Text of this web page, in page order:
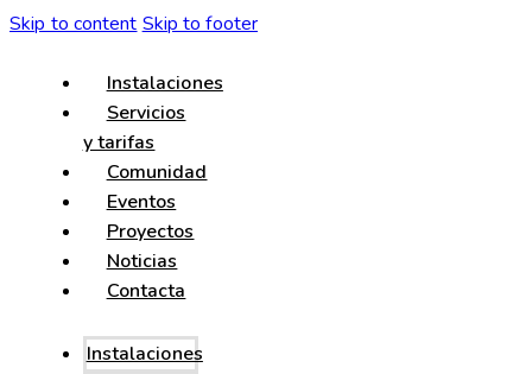
Skip to content Skip to footer
Instalaciones
Servicios
y tarifas
Comunidad
Eventos
Proyectos
Noticias
Contacta
Instalaciones